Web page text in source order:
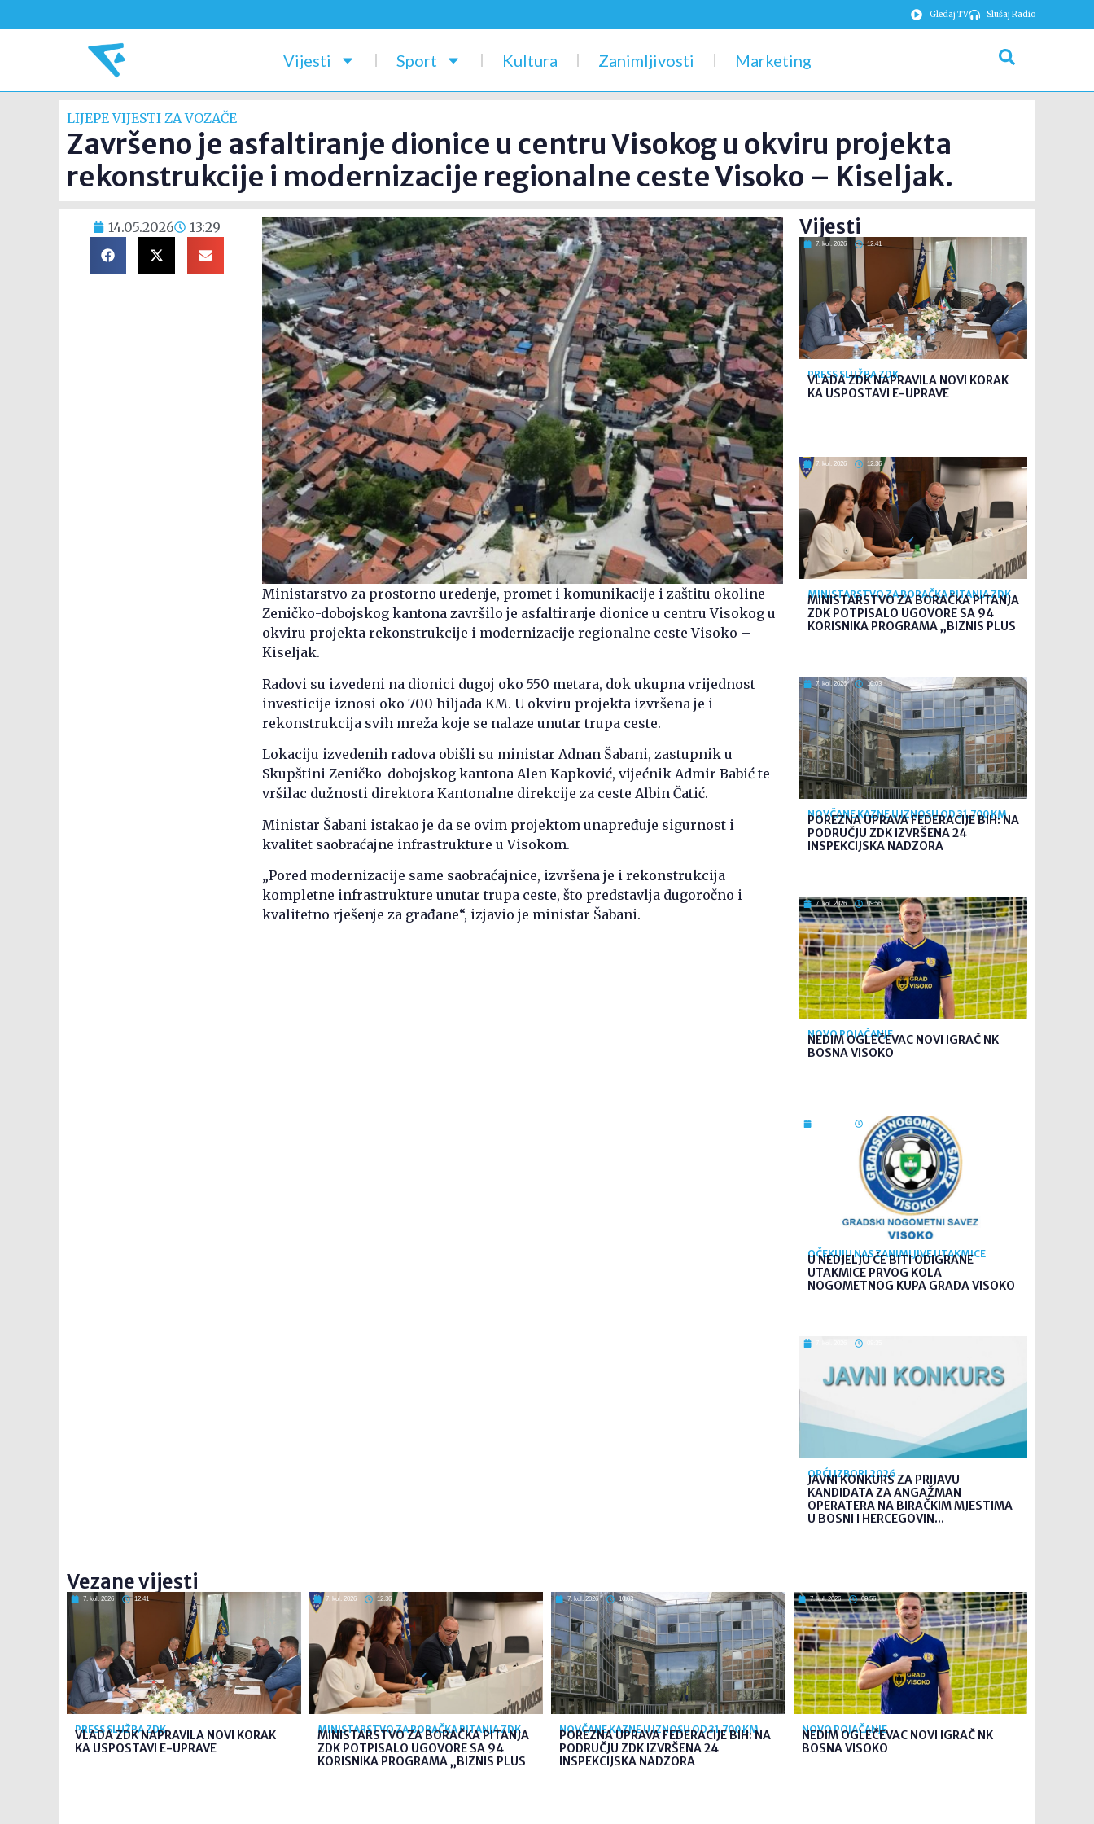
Gledaj TV Slušaj Radio
Vijesti Sport Kultura Zanimljivosti Marketing
LIJEPE VIJESTI ZA VOZAČE
Završeno je asfaltiranje dionice u centru Visokog u okviru projekta
rekonstrukcije i modernizacije regionalne ceste Visoko – Kiseljak.
14.05.2026 13:29
Ministarstvo za prostorno uređenje, promet i komunikacije i zaštitu okoline
Zeničko-dobojskog kantona završilo je asfaltiranje dionice u centru Visokog u
okviru projekta rekonstrukcije i modernizacije regionalne ceste Visoko –
Kiseljak.
Radovi su izvedeni na dionici dugoj oko 550 metara, dok ukupna vrijednost
investicije iznosi oko 700 hiljada KM. U okviru projekta izvršena je i
rekonstrukcija svih mreža koje se nalaze unutar trupa ceste.
Lokaciju izvedenih radova obišli su ministar Adnan Šabani, zastupnik u
Skupštini Zeničko-dobojskog kantona Alen Kapković, vijećnik Admir Babić te
vršilac dužnosti direktora Kantonalne direkcije za ceste Albin Čatić.
Ministar Šabani istakao je da se ovim projektom unapređuje sigurnost i
kvalitet saobraćajne infrastrukture u Visokom.
„Pored modernizacije same saobraćajnice, izvršena je i rekonstrukcija
kompletne infrastrukture unutar trupa ceste, što predstavlja dugoročno i
kvalitetno rješenje za građane“, izjavio je ministar Šabani.
Vijesti
7. kol. 2026 12:41
PRESS SLUŽBA ZDK
VLADA ZDK NAPRAVILA NOVI KORAK
KA USPOSTAVI E-UPRAVE
7. kol. 2026 12:36
MINISTARSTVO ZA BORAČKA PITANJA ZDK
MINISTARSTVO ZA BORAČKA PITANJA
ZDK POTPISALO UGOVORE SA 94
KORISNIKA PROGRAMA „BIZNIS PLUS
7. kol. 2026 10:03
NOVČANE KAZNE U IZNOSU OD 31.700 KM
POREZNA UPRAVA FEDERACIJE BIH: NA
PODRUČJU ZDK IZVRŠENA 24
INSPEKCIJSKA NADZORA
7. kol. 2026 09:56
NOVO POJAČANJE
NEDIM OGLEČEVAC NOVI IGRAČ NK
BOSNA VISOKO
09:26
OČEKUJU NAS ZANIMLJIVE UTAKMICE
U NEDJELJU ĆE BITI ODIGRANE
UTAKMICE PRVOG KOLA
NOGOMETNOG KUPA GRADA VISOKO
OPĆI IZBORI 2026
JAVNI KONKURS ZA PRIJAVU
KANDIDATA ZA ANGAŽMAN
OPERATERA NA BIRAČKIM MJESTIMA
U BOSNI I HERCEGOVIN...
Vezane vijesti
7. kol. 2026 12:41
PRESS SLUŽBA ZDK
VLADA ZDK NAPRAVILA NOVI KORAK
KA USPOSTAVI E-UPRAVE
7. kol. 2026 12:36
MINISTARSTVO ZA BORAČKA PITANJA ZDK
MINISTARSTVO ZA BORAČKA PITANJA
ZDK POTPISALO UGOVORE SA 94
KORISNIKA PROGRAMA „BIZNIS PLUS
7. kol. 2026 10:03
NOVČANE KAZNE U IZNOSU OD 31.700 KM
POREZNA UPRAVA FEDERACIJE BIH: NA
PODRUČJU ZDK IZVRŠENA 24
INSPEKCIJSKA NADZORA
7. kol. 2026 09:56
NOVO POJAČANJE
NEDIM OGLEČEVAC NOVI IGRAČ NK
BOSNA VISOKO